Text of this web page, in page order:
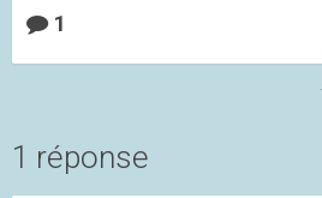
1
1 réponse